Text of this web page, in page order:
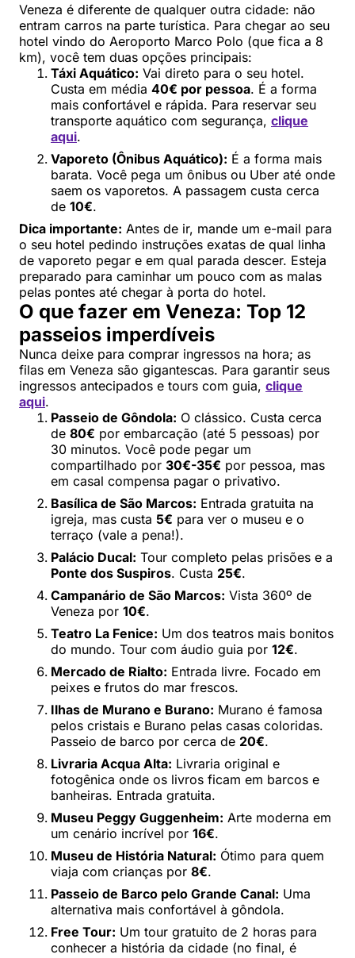
Veneza é diferente de qualquer outra cidade: não
entram carros na parte turística. Para chegar ao seu
hotel vindo do Aeroporto Marco Polo (que fica a 8
km), você tem duas opções principais:
Táxi Aquático: Vai direto para o seu hotel.
Custa em média 40€ por pessoa. É a forma
mais confortável e rápida. Para reservar seu
transporte aquático com segurança, clique
aqui.
Vaporeto (Ônibus Aquático): É a forma mais
barata. Você pega um ônibus ou Uber até onde
saem os vaporetos. A passagem custa cerca
de 10€.
Dica importante: Antes de ir, mande um e-mail para
o seu hotel pedindo instruções exatas de qual linha
de vaporeto pegar e em qual parada descer. Esteja
preparado para caminhar um pouco com as malas
pelas pontes até chegar à porta do hotel.
O que fazer em Veneza: Top 12
passeios imperdíveis
Nunca deixe para comprar ingressos na hora; as
filas em Veneza são gigantescas. Para garantir seus
ingressos antecipados e tours com guia, clique
aqui.
Passeio de Gôndola: O clássico. Custa cerca
de 80€ por embarcação (até 5 pessoas) por
30 minutos. Você pode pegar um
compartilhado por 30€-35€ por pessoa, mas
em casal compensa pagar o privativo.
Basílica de São Marcos: Entrada gratuita na
igreja, mas custa 5€ para ver o museu e o
terraço (vale a pena!).
Palácio Ducal: Tour completo pelas prisões e a
Ponte dos Suspiros. Custa 25€.
Campanário de São Marcos: Vista 360º de
Veneza por 10€.
Teatro La Fenice: Um dos teatros mais bonitos
do mundo. Tour com áudio guia por 12€.
Mercado de Rialto: Entrada livre. Focado em
peixes e frutos do mar frescos.
Ilhas de Murano e Burano: Murano é famosa
pelos cristais e Burano pelas casas coloridas.
Passeio de barco por cerca de 20€.
Livraria Acqua Alta: Livraria original e
fotogênica onde os livros ficam em barcos e
banheiras. Entrada gratuita.
Museu Peggy Guggenheim: Arte moderna em
um cenário incrível por 16€.
Museu de História Natural: Ótimo para quem
viaja com crianças por 8€.
Passeio de Barco pelo Grande Canal: Uma
alternativa mais confortável à gôndola.
Free Tour: Um tour gratuito de 2 horas para
conhecer a história da cidade (no final, é